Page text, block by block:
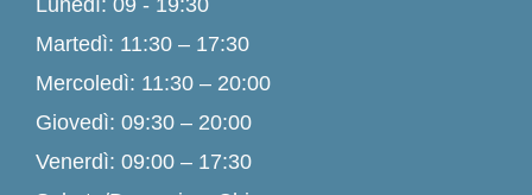
Lunedì: 09 - 19:30
Martedì: 11:30 – 17:30
Mercoledì: 11:30 – 20:00
Giovedì: 09:30 – 20:00
Venerdì: 09:00 – 17:30